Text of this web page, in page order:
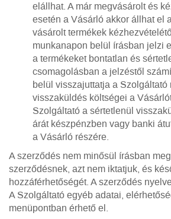
elállhat. A már megvásárolt és
esetén a Vásárló akkor állhat el
vásárolt termékek
munkanapon belül írásban jelzi
a termékeket bontatlan és
csomagolásban a jelzéstől
belül visszajuttatja a Szolgáltató
visszaküldés költségei a
Szolgáltató a sértetlenül
árát készpénzben vagy banki
a Vásárló részére.
A szerződés nem minősül írásban
szerződésnek, azt nem iktatjuk, és
hozzáférhetőségét. A szerződés
A Szolgáltató egyéb adatai,
menüpontban érhető el.